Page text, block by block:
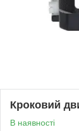
Кроковий
В наявності